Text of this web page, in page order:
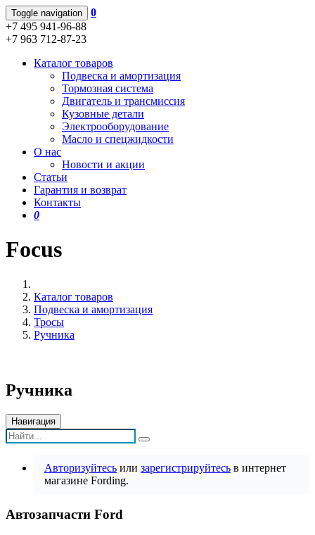
Toggle navigation
0
+7 495 941-96-88
+7 963 712-87-23
Каталог товаров
Подвеска и амортизация
Тормозная система
Двигатель и трансмиссия
Кузовные детали
Электрооборудование
Масло и спецжидкости
О нас
Новости и акции
Статьи
Гарантия и возврат
Контакты
0
Focus
Каталог товаров
Подвеска и амортизация
Тросы
Ручника
Ручника
Навигация
Авторизуйтесь или зарегистрируйтесь в интернет
магазине Fording.
Автозапчасти Ford